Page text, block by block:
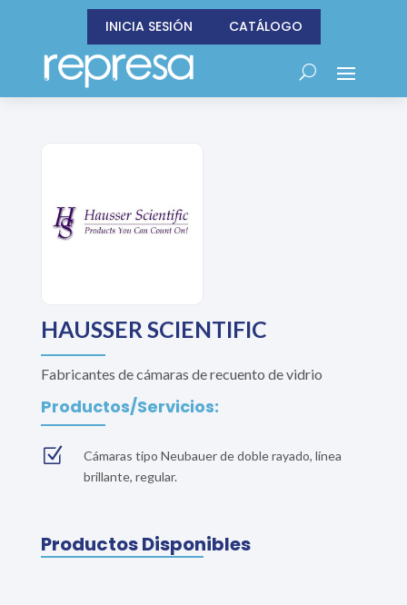
INICIA SESIÓN CATÁLOGO
HAUSSER SCIENTIFIC
Fabricantes de cámaras de recuento de vidrio
Productos/Servicios:
Z
Cámaras tipo Neubauer de doble rayado, línea
brillante, regular.
Productos Disponibles